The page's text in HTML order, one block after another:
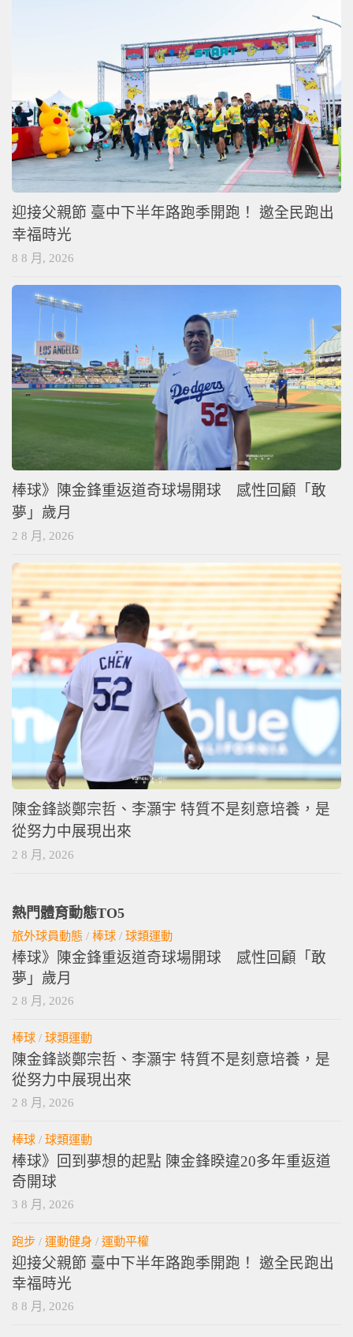
迎接父親節 臺中下半年路跑季開跑！ 邀全民跑出
幸福時光
8 8 月, 2026
棒球》陳金鋒重返道奇球場開球 感性回顧「敢
夢」歲月
2 8 月, 2026
陳金鋒談鄭宗哲、李灝宇 特質不是刻意培養，是
從努力中展現出來
2 8 月, 2026
熱門體育動態TO5
旅外球員動態 / 棒球 / 球類運動
棒球》陳金鋒重返道奇球場開球 感性回顧「敢
夢」歲月
2 8 月, 2026
棒球 / 球類運動
陳金鋒談鄭宗哲、李灝宇 特質不是刻意培養，是
從努力中展現出來
2 8 月, 2026
棒球 / 球類運動
棒球》回到夢想的起點 陳金鋒睽違20多年重返道
奇開球
3 8 月, 2026
跑步 / 運動健身 / 運動平權
迎接父親節 臺中下半年路跑季開跑！ 邀全民跑出
幸福時光
8 8 月, 2026